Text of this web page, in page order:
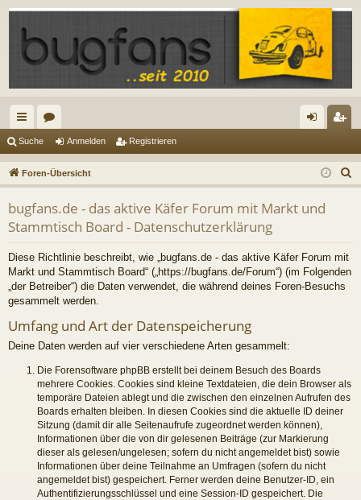
ch
ne
llz
ug
en m
el
de
ist
rie
Suche Anmelden Registrieren
Foren-Übersicht
u
bugfans.de - das aktive Käfer Forum mit Markt und
Stammtisch Board - Datenschutzerklärung
Diese Richtlinie beschreibt, wie „bugfans.de - das aktive Käfer Forum mit
Markt und Stammtisch Board“ („https://bugfans.de/Forum“) (im Folgenden
„der Betreiber“) die Daten verwendet, die während deines Foren-Besuchs
gesammelt werden.
Umfang und Art der Datenspeicherung
Deine Daten werden auf vier verschiedene Arten gesammelt:
Die Forensoftware phpBB erstellt bei deinem Besuch des Boards
mehrere Cookies. Cookies sind kleine Textdateien, die dein Browser als
temporäre Dateien ablegt und die zwischen den einzelnen Aufrufen des
Boards erhalten bleiben. In diesen Cookies sind die aktuelle ID deiner
Sitzung (damit dir alle Seitenaufrufe zugeordnet werden können),
Informationen über die von dir gelesenen Beiträge (zur Markierung
dieser als gelesen/ungelesen; sofern du nicht angemeldet bist) sowie
Informationen über deine Teilnahme an Umfragen (sofern du nicht
angemeldet bist) gespeichert. Ferner werden deine Benutzer-ID, ein
Authentifizierungsschlüssel und eine Session-ID gespeichert. Die